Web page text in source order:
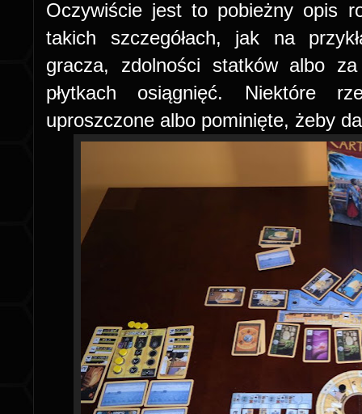
Oczywiście jest to pobieżny opis
takich szczegółach, jak na
gracza, zdolności statków albo
płytkach osiągnięć. Niektóre
uproszczone albo pominięte, żeby